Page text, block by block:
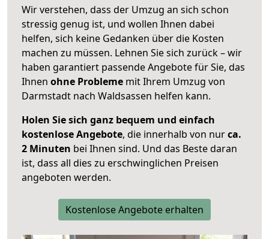
Wir verstehen, dass der Umzug an sich schon
stressig genug ist, und wollen Ihnen dabei
helfen, sich keine Gedanken über die Kosten
machen zu müssen. Lehnen Sie sich zurück – wir
haben garantiert passende Angebote für Sie, das
Ihnen ohne Probleme mit Ihrem Umzug von
Darmstadt nach Waldsassen helfen kann.
Holen Sie sich ganz bequem und einfach
kostenlose Angebote, die innerhalb von nurca.
2 Minuten bei Ihnen sind. Und das Beste daran
ist, dass all dies zu erschwinglichen Preisen
angeboten werden.
Kostenlose Angebote erhalten